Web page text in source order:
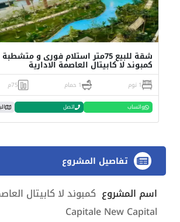
شقة للبيع 75متر استلام فورى و
كمبوند لا كابيتال العاصمة الادارية
1 نوم 1 حمام 75م
واتساب اتصل
تفاصيل المشروع
اسم المشروع
Capitale New Capital